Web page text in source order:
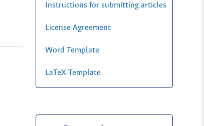
Instructions for submitting articles
License Agreement
Word Template
LaTeX Template